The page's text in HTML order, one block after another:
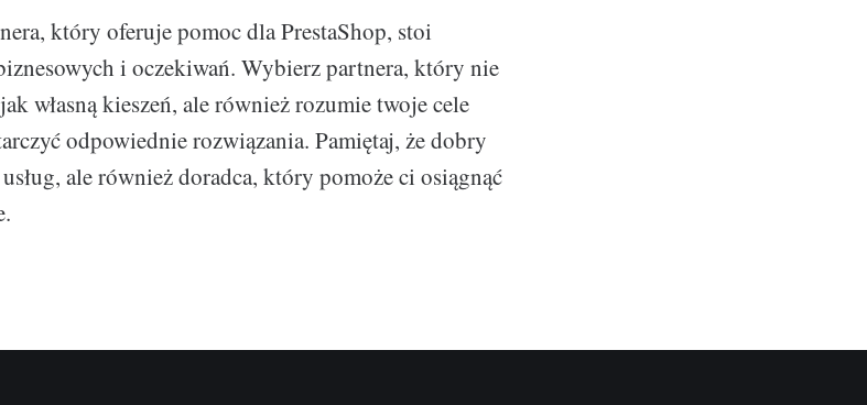
który oferuje pomoc dla PrestaShop, stoi
i oczekiwań. Wybierz partnera, który nie
własną kieszeń, ale również rozumie twoje cele
odpowiednie rozwiązania. Pamiętaj, że dobry
ale również doradca, który pomoże ci osiągnąć